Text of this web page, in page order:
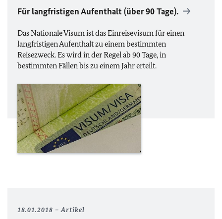
Für langfristigen Aufenthalt (über 90 Tage).
Das Nationale Visum ist das Einreisevisum für einen
langfristigen Aufenthalt zu einem bestimmten
Reisezweck. Es wird in der Regel ab 90 Tage, in
bestimmten Fällen bis zu einem Jahr erteilt.
18.01.2018 Artikel